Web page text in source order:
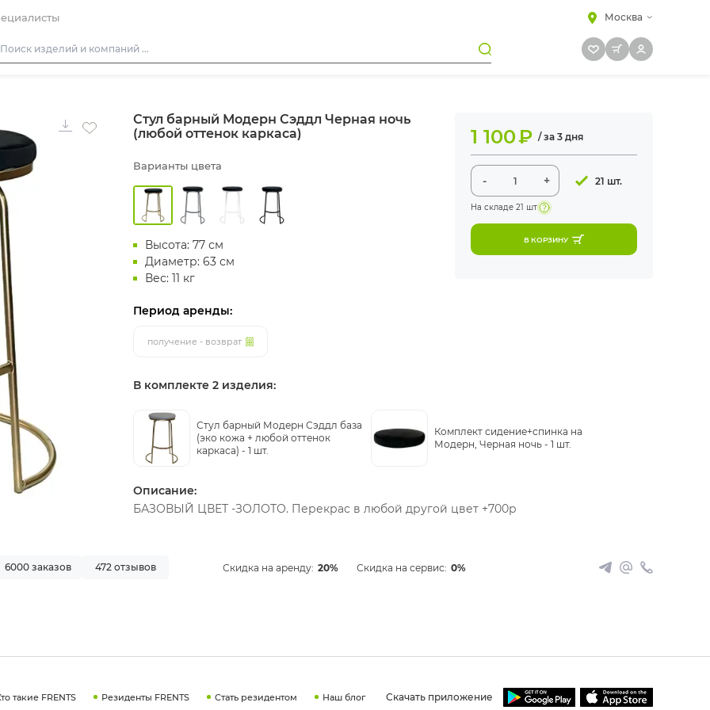
Москва
Диваны
Кресла
Стул барный Модерн Сэддл Черная ночь
(любой оттенок каркаса)
Варианты цвета
Высота: 77 см
Диаметр: 63 см
Вес: 11 кг
Период аренды:
получение - возврат
1 100₽ / за 3 дня
- + 21 шт.
На складе 21 шт
В КОРЗИНУ
В комплекте 2 изделия:
Стул барный Модерн Сэддл база
(эко кожа + любой оттенок
каркаса) - 1 шт.
Комплект сидение+спинка на
Модерн, Черная ночь - 1 шт.
Описание:
БАЗОВЫЙ ЦВЕТ -ЗОЛОТО. Перекрас в любой другой цвет +700р
6000 заказов 472 отзывов Скидка на аренду: 20% Скидка на сервис: 0%
такие FRENTS Резиденты FRENTS Стать резидентом Наш блог Скачать приложение